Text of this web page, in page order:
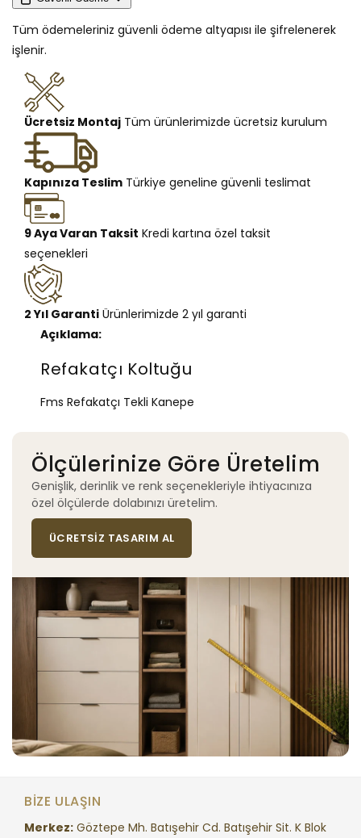
Tüm ödemeleriniz güvenli ödeme altyapısı ile şifrelenerek
işlenir.
Ücretsiz Montaj Tüm ürünlerimizde ücretsiz kurulum
Kapınıza Teslim Türkiye geneline güvenli teslimat
9 Aya Varan Taksit Kredi kartına özel taksit
seçenekleri
2 Yıl Garanti Ürünlerimizde 2 yıl garanti
Açıklama:
Refakatçı Koltuğu
Fms Refakatçı Tekli Kanepe
Ölçülerinize Göre Üretelim
Genişlik, derinlik ve renk seçenekleriyle ihtiyacınıza
özel ölçülerde dolabınızı üretelim.
ÜCRETSIZ TASARIM AL
BIZE ULAŞIN
Merkez: Göztepe Mh. Batışehir Cd. Batışehir Sit. K Blok